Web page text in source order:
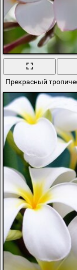
Прекрасный